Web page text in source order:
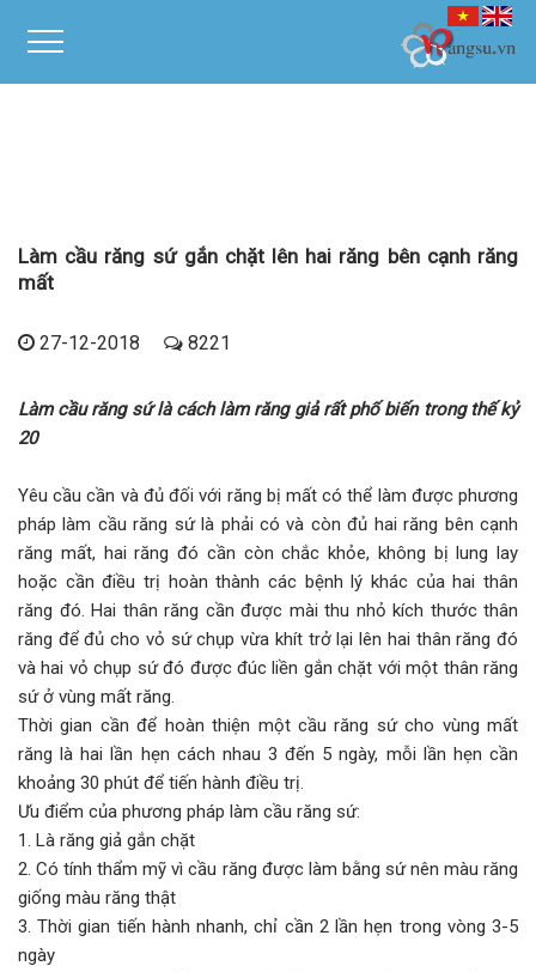
Làm cầu răng sứ gắn chặt lên hai răng bên cạnh răng
mất
27-12-2018 8221
Làm cầu răng sứ là cách làm răng giả rất phố biến trong thế kỷ
20
Yêu cầu cần và đủ đối với răng bị mất có thể làm được phương
pháp làm cầu răng sứ là phải có và còn đủ hai răng bên cạnh
răng mất, hai răng đó cần còn chắc khỏe, không bị lung lay
hoặc cần điều trị hoàn thành các bệnh lý khác của hai thân
răng đó. Hai thân răng cần được mài thu nhỏ kích thước thân
răng để đủ cho vỏ sứ chụp vừa khít trở lại lên hai thân răng đó
và hai vỏ chụp sứ đó được đúc liền gắn chặt với một thân răng
sứ ở vùng mất răng.
Thời gian cần để hoàn thiện một cầu răng sứ cho vùng mất
răng là hai lần hẹn cách nhau 3 đến 5 ngày, mỗi lần hẹn cần
khoảng 30 phút để tiến hành điều trị.
Ưu điểm của phương pháp làm cầu răng sứ:
1. Là răng giả gắn chặt
2. Có tính thẩm mỹ vì cầu răng được làm bằng sứ nên màu răng
giống màu răng thật
3. Thời gian tiến hành nhanh, chỉ cần 2 lần hẹn trong vòng 3-5
ngày